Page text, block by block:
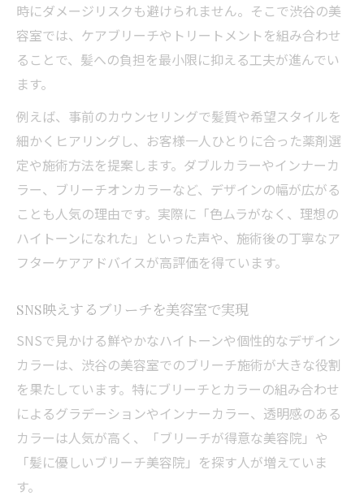
美容室選びで失敗しないハイトーン実現術
美容室の口コミで選ぶ理想のハイトーンカ
ラー
介
美容室でハイトーンを叶えるためのポイン
ト
美容室のおすすめカウンセリング活用法
髪に優しいブリーチ美容室の特徴とは
美容室の施術で髪に優しいブリーチを実現
美容室で受ける髪に優しいケアブリーチ
髪質改善に強い美容室選びのポイント
美容室の髪に優しい薬剤選びが決め手
トレンド髪型も狙える渋谷のブリーチ術
美容室で叶う渋谷流トレンドブリーチスタ
イル
美容室の提案力で旬の髪型をブリーチで実
時にダメージリスクも避けられません。そこで渋谷の美
容室では、ケアブリーチやトリートメントを組み合わせ
ることで、髪への負担を最小限に抑える工夫が進んでい
ます。
例えば、事前のカウンセリングで髪質や希望スタイルを
細かくヒアリングし、お客様一人ひとりに合った薬剤選
定や施術方法を提案します。ダブルカラーやインナーカ
ラー、ブリーチオンカラーなど、デザインの幅が広がる
ことも人気の理由です。実際に「色ムラがなく、理想の
ハイトーンになれた」といった声や、施術後の丁寧なア
フターケアアドバイスが高評価を得ています。
SNS映えするブリーチを美容室で実現
SNSで見かける鮮やかなハイトーンや個性的なデザイン
カラーは、渋谷の美容室でのブリーチ施術が大きな役割
を果たしています。特にブリーチとカラーの組み合わせ
によるグラデーションやインナーカラー、透明感のある
カラーは人気が高く、「ブリーチが得意な美容院」や
「髪に優しいブリーチ美容院」を探す人が増えていま
す。